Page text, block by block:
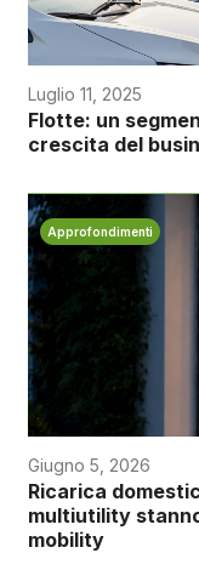
Luglio 11, 2025
Flotte: un
crescita del
Approfondimenti
Giugno 5, 2026
Ricarica
multiutility
mobility